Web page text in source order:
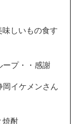
しいもの食す
ープ・・感謝
イケメンさん
酎